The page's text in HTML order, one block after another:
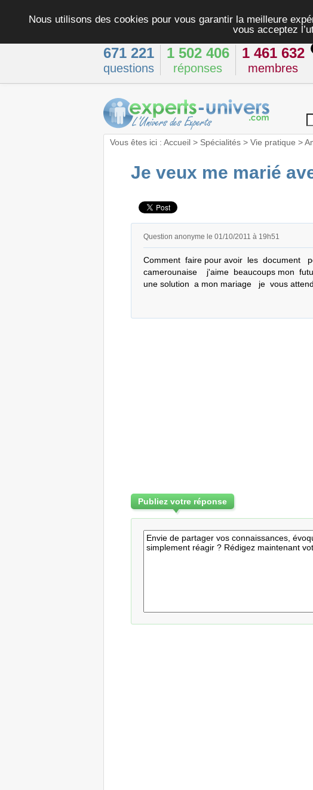
Nous utilisons des cookies pour vous garantir la meilleure
vous acceptez
671 221
questions
1 502 406
réponses
1 461 632
membres
Vous êtes ici : Accueil> Spécialités> Vie pratique >
Je veux me marié
Question anonyme le 01/10/2011 à 19h51
Comment  faire pour avoir  les  document
camerounaise    j'aime  beaucoups mon
une solution  a mon mariage   je  vous
Publiez votre réponse